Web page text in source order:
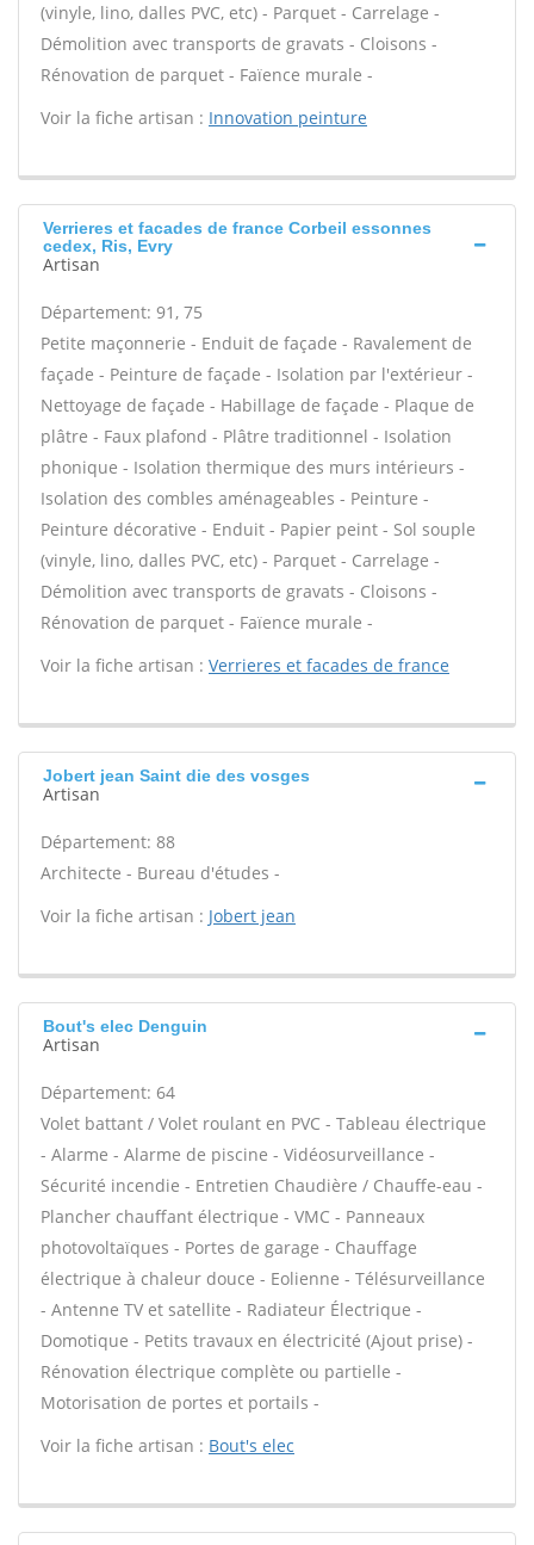
(vinyle, lino, dalles PVC, etc) - Parquet - Carrelage -
Démolition avec transports de gravats - Cloisons -
Rénovation de parquet - Faïence murale -
Voir la fiche artisan : Innovation peinture
Verrieres et facades de france Corbeil essonnes
cedex, Ris, Evry
Artisan
Département: 91, 75
Petite maçonnerie - Enduit de façade - Ravalement de
façade - Peinture de façade - Isolation par l'extérieur -
Nettoyage de façade - Habillage de façade - Plaque de
plâtre - Faux plafond - Plâtre traditionnel - Isolation
phonique - Isolation thermique des murs intérieurs -
Isolation des combles aménageables - Peinture -
Peinture décorative - Enduit - Papier peint - Sol souple
(vinyle, lino, dalles PVC, etc) - Parquet - Carrelage -
Démolition avec transports de gravats - Cloisons -
Rénovation de parquet - Faïence murale -
Voir la fiche artisan : Verrieres et facades de france
Jobert jean Saint die des vosges
Artisan
Département: 88
Architecte - Bureau d'études -
Voir la fiche artisan : Jobert jean
Bout's elec Denguin
Artisan
Département: 64
Volet battant / Volet roulant en PVC - Tableau électrique
- Alarme - Alarme de piscine - Vidéosurveillance -
Sécurité incendie - Entretien Chaudière / Chauffe-eau -
Plancher chauffant électrique - VMC - Panneaux
photovoltaïques - Portes de garage - Chauffage
électrique à chaleur douce - Eolienne - Télésurveillance
- Antenne TV et satellite - Radiateur Électrique -
Domotique - Petits travaux en électricité (Ajout prise) -
Rénovation électrique complète ou partielle -
Motorisation de portes et portails -
Voir la fiche artisan : Bout's elec